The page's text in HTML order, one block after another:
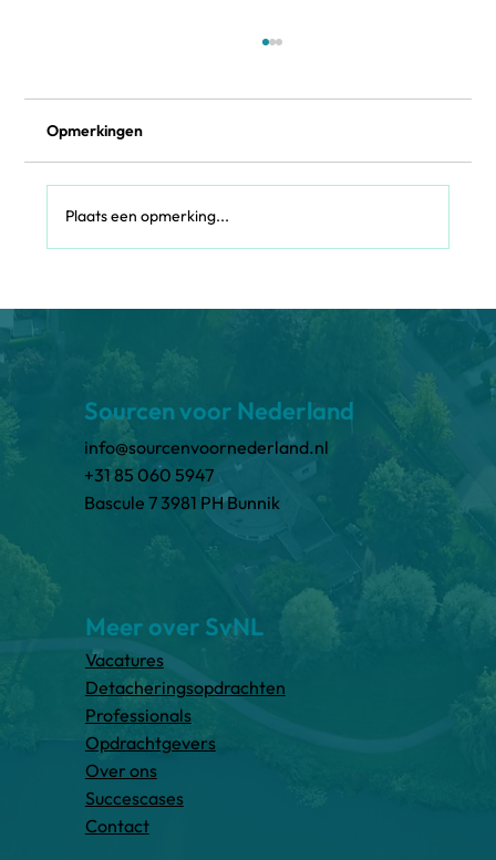
investeren in communicatie-experts om
milieubewustzijn te vergroten
Opmerkingen
Plaats een opmerking...
Sourcen voor Nederland
info@sourcenvoornederland.nl
+31 85 060 5947
Bascule 7 3981 PH Bunnik
Meer over SvNL
Vacatures
Detacheringsopdrachten
Professionals
Opdrachtgevers
Over ons
Succescases
Contact